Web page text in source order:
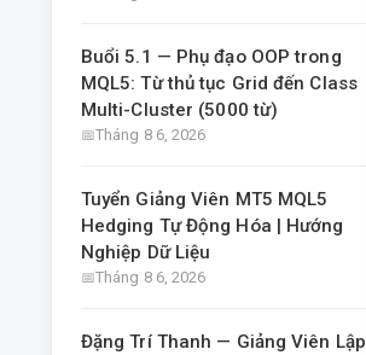
Buổi 5.1 — Phụ đạo OOP trong
MQL5: Từ thủ tục Grid đến Class
Multi-Cluster (5000 từ)
Tháng 8 6, 2026
Tuyển Giảng Viên MT5 MQL5
Hedging Tự Động Hóa | Hướng
Nghiệp Dữ Liệu
Tháng 8 6, 2026
Đặng Trí Thanh — Giảng Viên Lập